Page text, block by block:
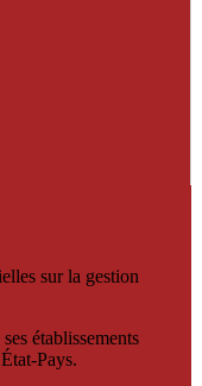
sur la gestion
établissements
Pays.